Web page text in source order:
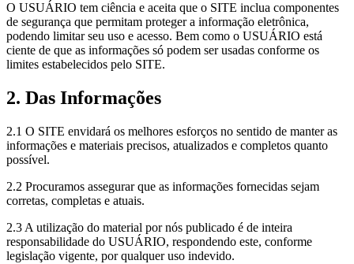
O USUÁRIO tem ciência e aceita que o SITE inclua componentes
de segurança que permitam proteger a informação eletrônica,
podendo limitar seu uso e acesso. Bem como o USUÁRIO está
ciente de que as informações só podem ser usadas conforme os
limites estabelecidos pelo SITE.
2. Das Informações
2.1 O SITE envidará os melhores esforços no sentido de manter as
informações e materiais precisos, atualizados e completos quanto
possível.
2.2 Procuramos assegurar que as informações fornecidas sejam
corretas, completas e atuais.
2.3 A utilização do material por nós publicado é de inteira
responsabilidade do USUÁRIO, respondendo este, conforme
legislação vigente, por qualquer uso indevido.